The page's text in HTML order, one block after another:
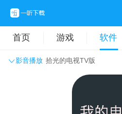
首页 游戏 软件
影音播放 拾光的电视TV版
主题壁纸